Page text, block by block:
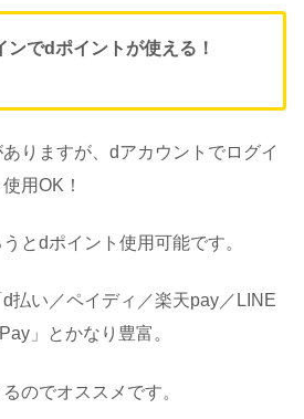
ンでdポイントが使える！
りますが、dアカウントでログイ
用OK！
とdポイント使用可能です。
払い／ペイディ／楽天pay／LINE
」とかなり豊富。
のでオススメです。